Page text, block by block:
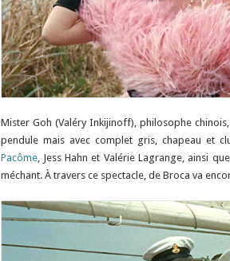
Mister Goh (Valéry Inkijinoff), philosophe
pendule mais avec complet gris, chapeau et
Pacôme, Jess Hahn et Valérie Lagrange, ainsi
méchant. À travers ce spectacle, de Broca va